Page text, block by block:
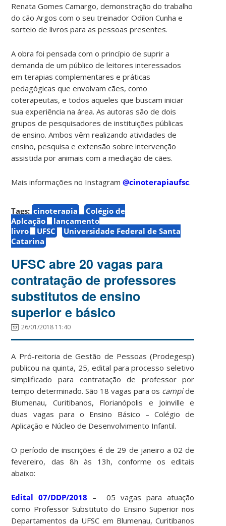
Renata Gomes Camargo, demonstração do trabalho
do cão Argos com o seu treinador Odilon Cunha e
sorteio de livros para as pessoas presentes.
A obra foi pensada com o princípio desuprir a
demanda de um público de leitores interessados
em terapias complementares e práticas
pedagógicas que envolvam cães, como
coterapeutas, e todos aqueles que buscam iniciar
sua experiência na área. As autoras são de dois
grupos de pesquisadores de instituições públicas
de ensino. Ambos vêm realizando atividades de
ensino, pesquisa e extensão sobre intervenção
assistida por animais com a mediação de cães.
Mais informações no Instagram@cinoterapiaufsc.
Tags: cinoterapia
Colégio de
Aplcação
lançamento
livro
UFSC
Universidade Federal de Santa
Catarina
UFSC abre 20 vagas para
contratação de professores
substitutos de ensino
superior e básico
26/01/2018 11:40
A Pró-reitoria de Gestão de Pessoas (Prodegesp)
publicou na quinta, 25, edital para processo seletivo
simplificado para contratação de professor por
tempo determinado. São 18 vagas para os campide
Blumenau, Curitibanos, Florianópolis e Joinville e
duas vagas para o Ensino Básico – Colégio de
Aplicação e Núcleo de Desenvolvimento Infantil.
O período de inscrições é de 29 de janeiro a 02 de
fevereiro, das 8h às 13h, conforme os editais
abaixo:
Edital 07/DDP/2018 – 05 vagas para atuação
como Professor Substituto do Ensino Superior nos
Departamentos da UFSC em Blumenau, Curitibanos